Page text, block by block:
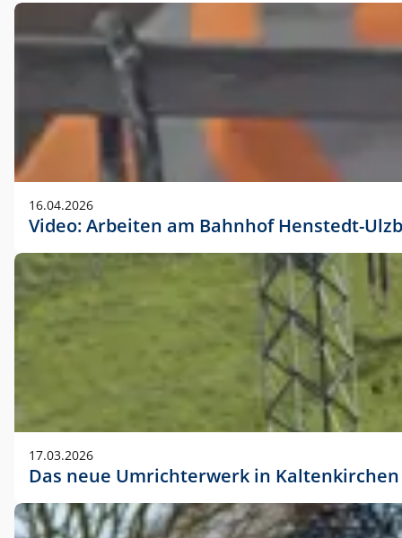
16.04.2026
Video: Arbeiten am Bahnhof Henstedt-
17.03.2026
Das neue Umrichterwerk in Kaltenkirchen